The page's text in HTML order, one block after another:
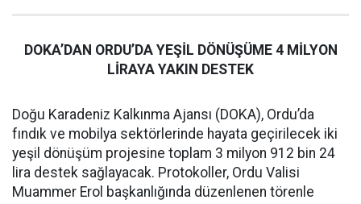
DOKA’DAN ORDU’DA YEŞİL DÖNÜŞÜME 4 MİLYON
LİRAYA YAKIN DESTEK
Doğu Karadeniz Kalkınma Ajansı (DOKA), Ordu’da
fındık ve mobilya sektörlerinde hayata geçirilecek iki
yeşil dönüşüm projesine toplam 3 milyon 912 bin 24
lira destek sağlayacak. Protokoller, Ordu Valisi
Muammer Erol başkanlığında düzenlenen törenle